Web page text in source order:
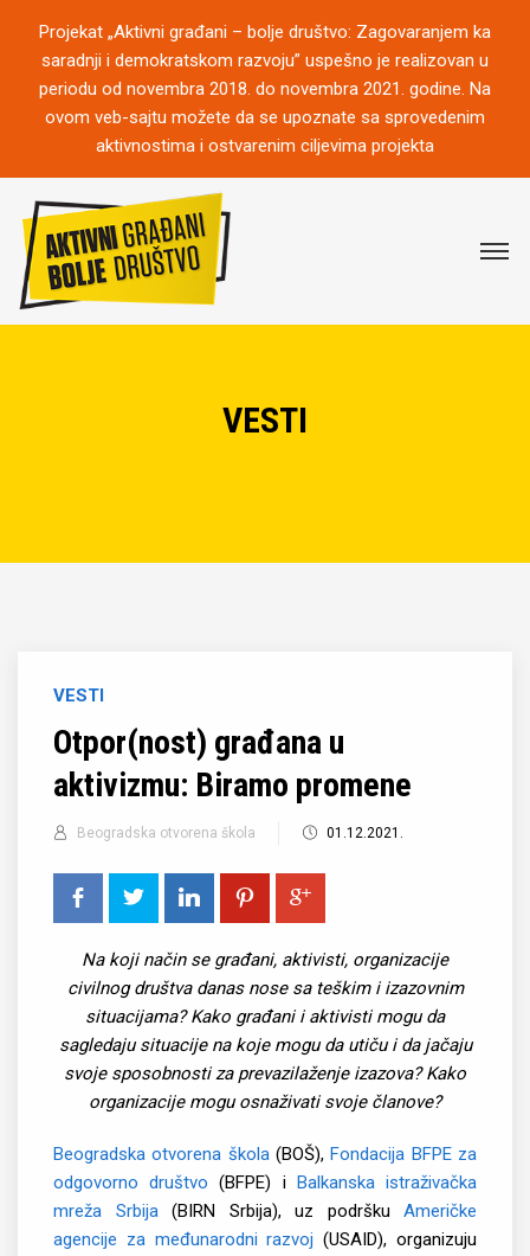
Projekat „Aktivni građani – bolje društvo: Zagovaranjem ka
saradnji i demokratskom razvoju” uspešno je realizovan u
periodu od novembra 2018. do novembra 2021. godine. Na
ovom veb-sajtu možete da se upoznate sa sprovedenim
aktivnostima i ostvarenim ciljevima projekta
VESTI
VESTI
Otpor(nost) građana u
aktivizmu: Biramo promene
Beogradska otvorena škola 01.12.2021.
Na koji način se građani, aktivisti, organizacije
civilnog društva danas nose sa teškim i izazovnim
situacijama? Kako građani i aktivisti mogu da
sagledaju situacije na koje mogu da utiču i da jačaju
svoje sposobnosti za prevazilaženje izazova? Kako
organizacije mogu osnaživati svoje članove?
Beogradska otvorena škola(BOŠ),Fondacija BFPE za
odgovorno društvo (BFPE) i Balkanska istraživačka
mreža Srbija(BIRN Srbija), uz podršku Američke
agencije za međunarodni razvoj (USAID), organizuju